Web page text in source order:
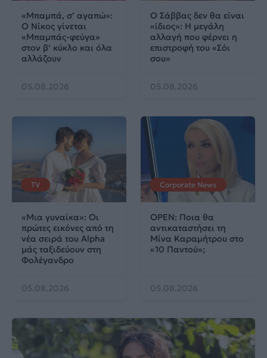
«Μπαμπά, σ’ αγαπώ»:
Ο Νίκος γίνεται
«Μπαμπάς-φεύγα»
στον β’ κύκλο και όλα
αλλάζουν
05.08.2026
Ο Σάββας δεν θα είναι
«ίδιος»: Η μεγάλη
αλλαγή που φέρνει η
επιστροφή του «Σόι
σου»
05.08.2026
TV
«Μια γυναίκα»: Οι
πρώτες εικόνες από τη
νέα σειρά του Alpha
μάς ταξιδεύουν στη
Φολέγανδρο
05.08.2026
Corporate News
OPEN: Ποια θα
αντικαταστήσει τη
Μίνα Καραμήτρου στο
«10 Παντού»;
05.08.2026